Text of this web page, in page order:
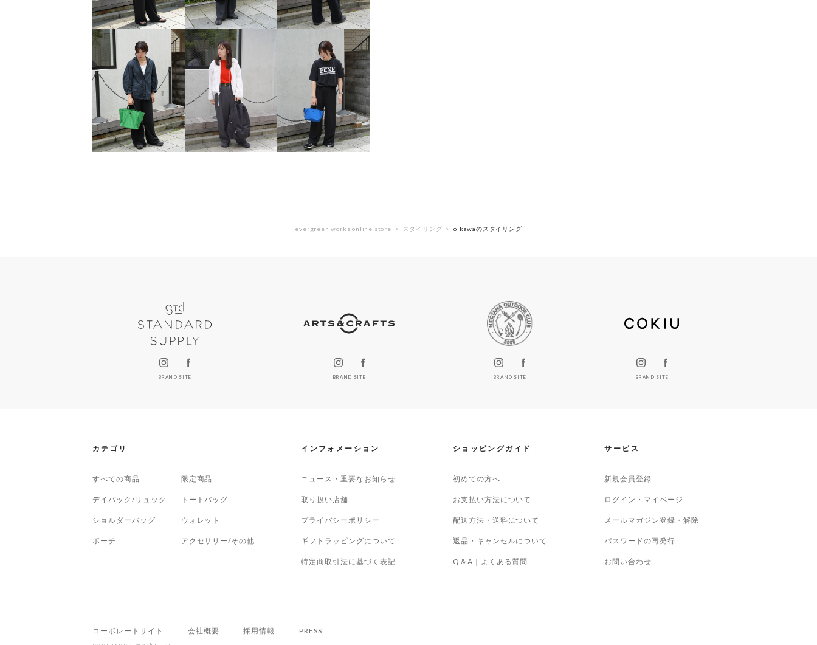
evergreen works online store スタイリング oikawaのスタイリング
BRAND SITE BRAND SITE BRAND SITE BRAND SITE
カテゴリ
すべての商品 限定商品
デイパック/リュック トートバッグ
ショルダーバッグ ウォレット
ポーチ アクセサリー/その他
インフォメーション
ニュース・重要なお知らせ
取り扱い店舗
プライバシーポリシー
ギフトラッピングについて
特定商取引法に基づく表記
ショッピングガイド
初めての方へ
お支払い方法について
配送方法・送料について
返品・キャンセルについて
Q＆A｜よくある質問
サービス
新規会員登録
ログイン・マイページ
メールマガジン登録・解除
パスワードの再発行
お問い合わせ
コーポレートサイト 会社概要 採用情報 PRESS